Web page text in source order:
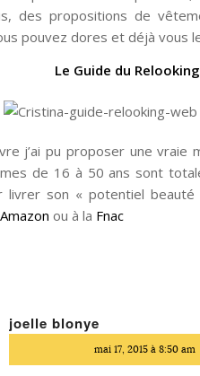
des propositions de
pouvez dores et déjà vous
Le Guide du
j’ai pu proposer une
de 16 à 50 ans sont
livrer son « potentiel
Amazon ou à la Fnac
joelle blonye
mai 17, 2015 à 8:50 am